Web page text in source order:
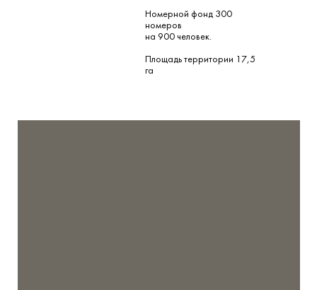
Номерной фонд 300
номеров
на 900 человек.
Площадь территории 17,5
га